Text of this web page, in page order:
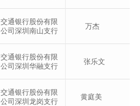
交通银行股份有限
公司深圳南山支行
万杰
交通银行股份有限
公司深圳华融支行
张乐文
交通银行股份有限
公司深圳龙岗支行
黄庭美